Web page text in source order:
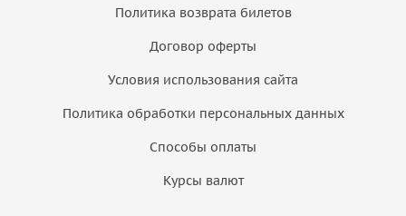
Политика возврата билетов
Договор оферты
Условия использования сайта
Политика обработки персональных данных
Способы оплаты
Курсы валют